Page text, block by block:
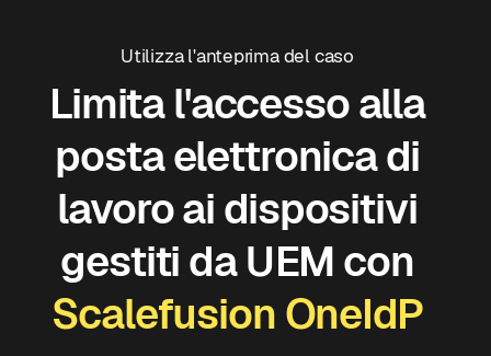
Utilizza l'anteprima del caso
Limita l'accesso alla
posta elettronica di
lavoro ai dispositivi
gestiti da UEM con
Scalefusion OneIdP